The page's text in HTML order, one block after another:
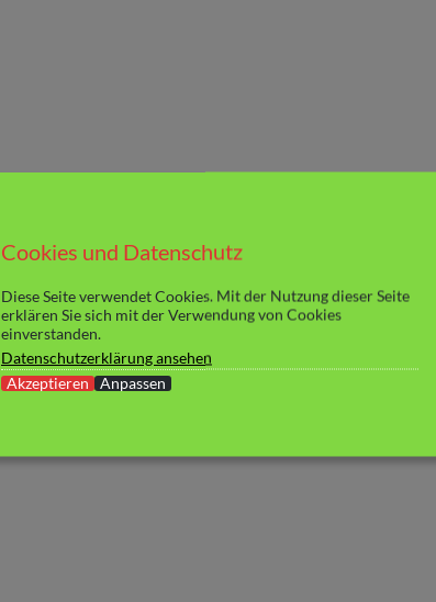
Cookies und Datenschutz
Diese Seite verwendet Cookies. Mit der Nutzung dieser Seite
erklären Sie sich mit der Verwendung von Cookies
einverstanden.
Datenschutzerklärung ansehen
Akzeptieren
Anpassen